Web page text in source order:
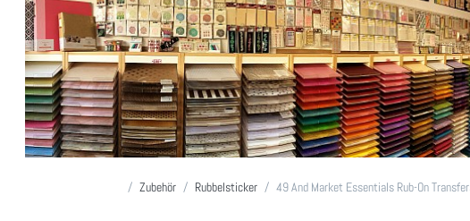
Startseite
Zubehör Rubbelsticker 49 And Market Essentials Rub-On